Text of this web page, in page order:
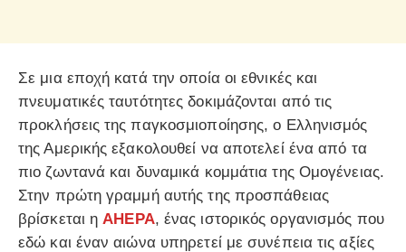
Σε μια εποχή κατά την οποία οι εθνικές και
πνευματικές ταυτότητες δοκιμάζονται από τις
προκλήσεις της παγκοσμιοποίησης, ο Ελληνισμός
της Αμερικής εξακολουθεί να αποτελεί ένα από τα
πιο ζωντανά και δυναμικά κομμάτια της Ομογένειας.
Στην πρώτη γραμμή αυτής της προσπάθειας
βρίσκεται η AHEPA, ένας ιστορικός οργανισμός που
εδώ και έναν αιώνα υπηρετεί με συνέπεια τις αξίες